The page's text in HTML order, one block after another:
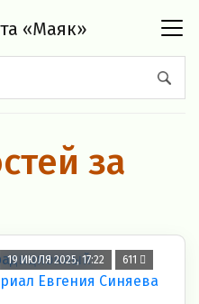
за
19 ИЮЛЯ 2025, 17:22 611